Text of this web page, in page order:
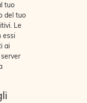
tuo
del tuo
Le
essi
ai